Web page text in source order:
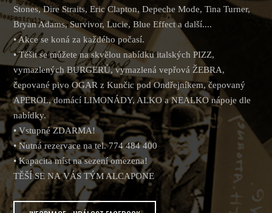
Stones, Dire Straits, Eric Clapton, Depeche Mode, Tina Turner,
Bryan Adams, Survivor, Lucie, Blue Effect a další....
• Akce se koná za každého počasí.
• Těšit se můžete na skvělou nabídku italských PIZZ,
vymazlených BURGERŮ, vymazlená vepřová ŽEBRA,
čepované pivo OGAR z Kunčic pod Ondřejníkem, čepovaný
APEROL, domácí LIMONÁDY, ALKO a NEALKO nápoje dle
nabídky.
• Vstupné ZDARMA!
• Nutná rezervace na tel. 774 484 400
• Kapacita míst na sezení omezena!
TĚŠÍ SE NA VÁS TÝM ALCAPONE